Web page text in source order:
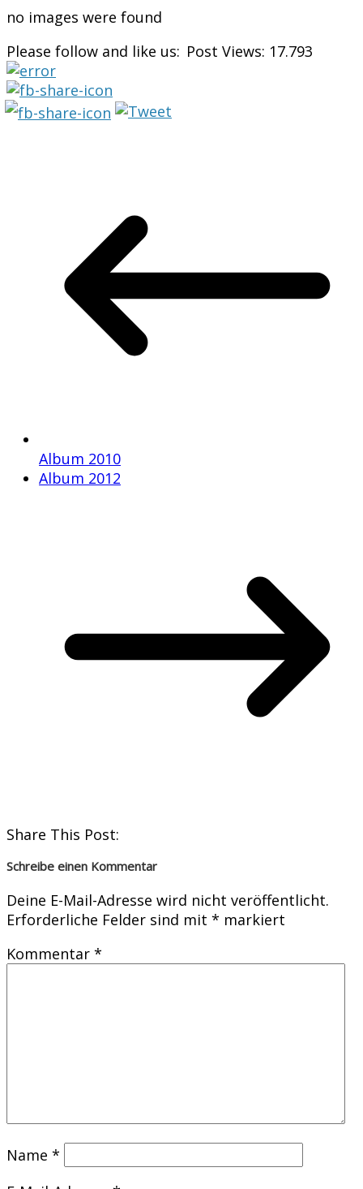
no images were found
Please follow and like us: Post Views: 17.793
Album 2010
Album 2012
Share This Post:
Schreibe einen Kommentar
Deine E-Mail-Adresse wird nicht veröffentlicht.
Erforderliche Felder sind mit * markiert
Kommentar *
Name *